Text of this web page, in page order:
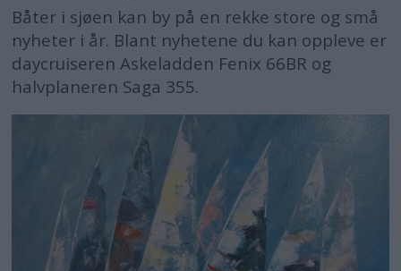
Båter i sjøen kan by på en rekke store og små
nyheter i år. Blant nyhetene du kan oppleve er
daycruiseren Askeladden Fenix 66BR og
halvplaneren Saga 355.